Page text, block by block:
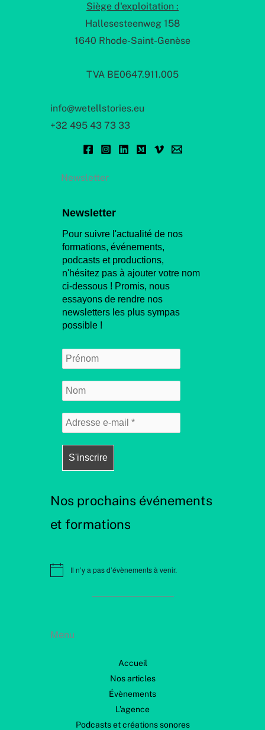
Siège d'exploitation :
Hallesesteenweg 158
1640 Rhode-Saint-Genèse
TVA BE0647.911.005
info@wetellstories.eu
+32 495 43 73 33
Newsletter
Newsletter
Pour suivre l'actualité de nos
formations, événements,
podcasts et productions,
n'hésitez pas à ajouter votre nom
ci-dessous ! Promis, nous
essayons de rendre nos
newsletters les plus sympas
possible !
Nos prochains événements
et formations
Il n’y a pas d’évènements à venir.
Menu
Accueil
Nos articles
Évènements
L’agence
Podcasts et créations sonores